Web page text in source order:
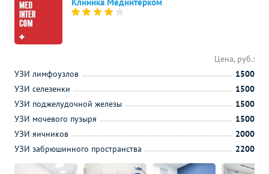
Цена, руб.:
УЗИ лимфоузлов
1500
УЗИ селезенки
1500
УЗИ поджелудочной железы
1500
УЗИ мочевого пузыря
1500
УЗИ яичников
2000
УЗИ забрюшинного пространства
2200